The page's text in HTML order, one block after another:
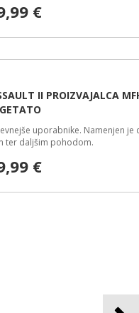
II PROIZVAJALCA MFH
Namenjen je daljšim
pohodom.